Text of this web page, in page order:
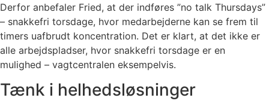
Derfor anbefaler Fried, at der indføres ”no talk Thursdays”
– snakkefri torsdage, hvor medarbejderne kan se frem til
timers uafbrudt koncentration. Det er klart, at det ikke er
alle arbejdspladser, hvor snakkefri torsdage er en
mulighed – vagtcentralen eksempelvis.
Tænk i helhedsløsninger